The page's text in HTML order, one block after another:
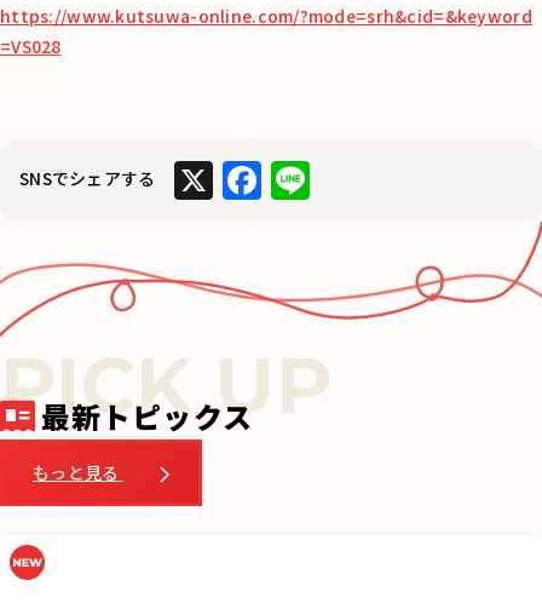
https://www.kutsuwa-online.com/?mode=srh&cid=&keyword
=VS028
SNSでシェアする X F
a
e
o
o
Li
最新トピックス
もっと見る